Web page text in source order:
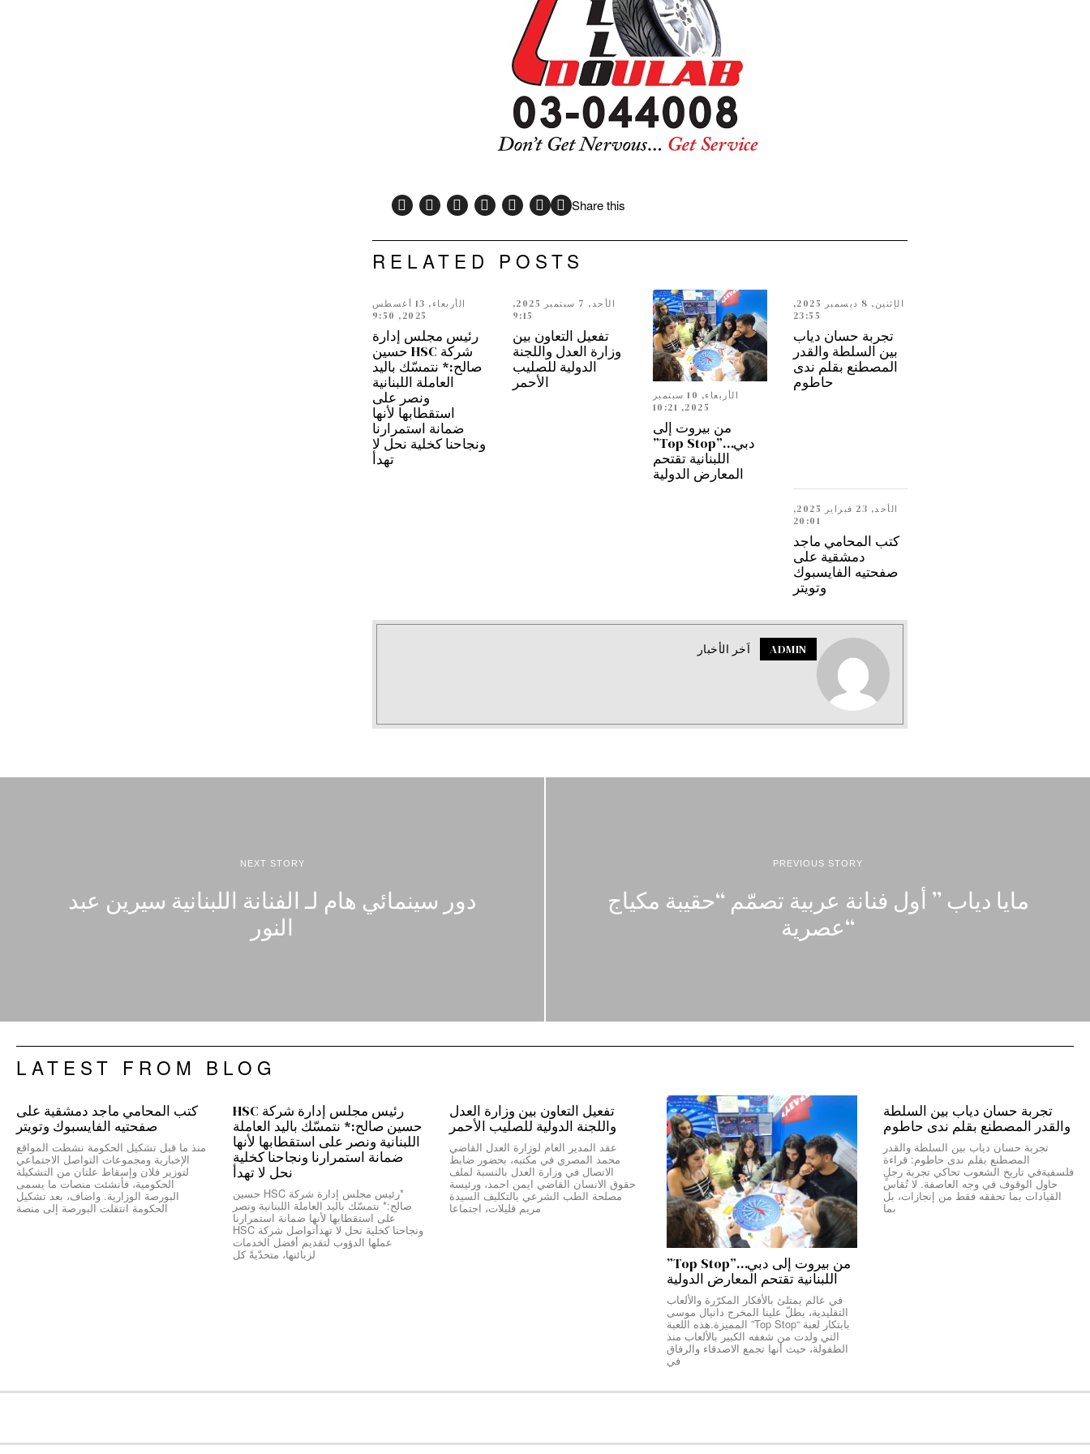
Share this
RELATED POSTS
الإثنين, 8 ديسمبر 2025,
23:55
تجربة حسان دياب
بين السلطة والقدر
المصطنع بقلم ندى
حاطوم
الأربعاء, 10 سبتمبر
2025, 10:21
من بيروت إلى
دبي…”Top Stop”
اللبنانية تقتحم
المعارض الدولية
الأحد, 7 سبتمبر 2025,
9:15
تفعيل التعاون بين
وزارة العدل واللجنة
الدولية للصليب
الأحمر
الأربعاء, 13 أغسطس
2025, 9:50
رئيس مجلس إدارة
شركة HSC حسين
صالح:* نتمسّك باليد
العاملة اللبنانية
ونصر على
استقطابها لأنها
ضمانة استمرارنا
ونجاحنا كخلية نحل لا
تهدأ
الأحد, 23 فبراير 2025,
20:01
كتب المحامي ماجد
دمشقية على
صفحتيه الفايسبوك
وتويتر
ADMIN اَخر الأخبار
PREVIOUS STORY
مايا دياب ” أول فنانة عربية تصمّم “حقيبة مكياج
“عصرية
NEXT STORY
دور سينمائي هام لـ الفنانة اللبنانية سيرين عبد
النور
LATEST FROM BLOG
تجربة حسان دياب بين السلطة
والقدر المصطنع بقلم ندى حاطوم
تجربة حسان دياب بين السلطة والقدر
المصطنع بقلم ندى حاطوم: قراءة
فلسفيةفي تاريخ الشعوب تحاكي تجربة رجلٍ
حاول الوقوف في وجه العاصفة. لا تُقاس
القيادات بما تحققه فقط من إنجازات، بل
بما
من بيروت إلى دبي…”Top Stop”
اللبنانية تقتحم المعارض الدولية
في عالم يمتلئ بالأفكار المكرّرة والألعاب
التقليدية، يطلّ علينا المخرج دانيال موسى
بابتكار لعبة “Top Stop” المميزة.هذه اللعبة
التي ولدت من شغفه الكبير بالألعاب منذ
الطفولة، حيث أنها تجمع الاصدقاء والرفاق
في
تفعيل التعاون بين وزارة العدل
واللجنة الدولية للصليب الأحمر
عقد المدير العام لوزارة العدل القاضي
محمد المصري في مكتبه، بحضور ضابط
الاتصال في وزارة العدل بالنسبة لملف
حقوق الانسان القاضي ايمن احمد، ورئيسة
مصلحة الطب الشرعي بالتكليف السيدة
مريم قليلات، اجتماعا
رئيس مجلس إدارة شركة HSC
حسين صالح:* نتمسّك باليد العاملة
اللبنانية ونصر على استقطابها لأنها
ضمانة استمرارنا ونجاحنا كخلية
نحل لا تهدأ
*رئيس مجلس إدارة شركة HSC حسين
صالح:* نتمسّك باليد العاملة اللبنانية ونصر
على استقطابها لأنها ضمانة استمرارنا
ونجاحنا كخلية نحل لا تهدأتواصل شركة HSC
عملها الدؤوب لتقديم أفضل الخدمات
لزبائنها، متحدّيةً كل
كتب المحامي ماجد دمشقية على
صفحتيه الفايسبوك وتويتر
منذ ما قبل تشكيل الحكومة نشطت المواقع
الإخبارية ومجموعات التواصل الاجتماعي
لتوزير فلان وإسقاط علتان من التشكيلة
الحكومية، فأنشئت منصات ما يسمى
البورصة الوزارية. واضاف، بعد تشكيل
الحكومة انتقلت البورصة إلى منصة